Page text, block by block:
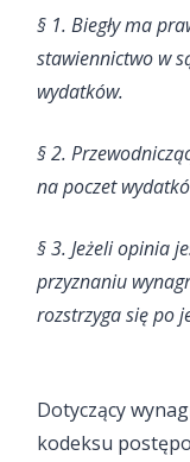
§ 1. Biegły ma
stawiennictwo w
wydatków.
§ 2.
na poczet
§ 3. Jeżeli opinia
przyznaniu
rozstrzyga się po
Dotyczący
kodeksu